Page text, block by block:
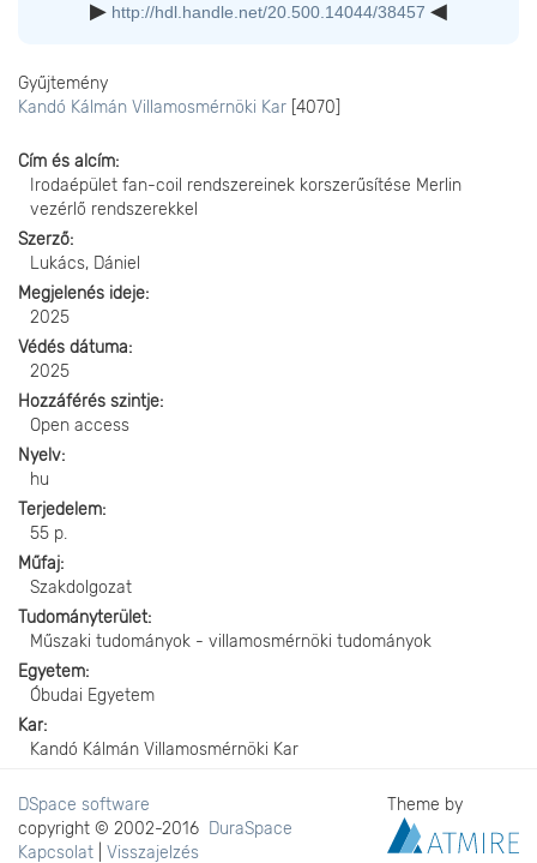
http://hdl.handle.net/20.500.14044/38457
Gyűjtemény
Kandó Kálmán Villamosmérnöki Kar [4070]
Cím és alcím
Irodaépület fan-coil rendszereinek korszerűsítése Merlin
vezérlő rendszerekkel
Szerző
Lukács, Dániel
Megjelenés ideje
2025
Védés dátuma
2025
Hozzáférés szintje
Open access
Nyelv
hu
Terjedelem
55 p.
Műfaj
Szakdolgozat
Tudományterület
Műszaki tudományok - villamosmérnöki tudományok
Egyetem
Óbudai Egyetem
Kar
Kandó Kálmán Villamosmérnöki Kar
DSpace software
copyright © 2002-2016 DuraSpace
Kapcsolat
Visszajelzés
Theme by